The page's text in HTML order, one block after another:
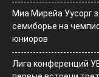
Миа Мирейа Уусорг
семиборье на
юниоров
Лига конференций